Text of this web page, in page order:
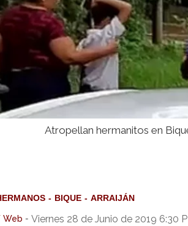
Atropellan hermanitos en
BIQUE ARRAIJÁN
Web - Viernes 28 de Junio de 2019 6:30